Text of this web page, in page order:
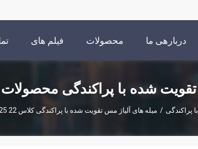
دربارهی ما محصولات فیلم های
شده با پراکندگی محصولات
پراکندگی / میله های آلیاژ مس تقویت شده با پراکندگی کلاس 22 RWMA C15725